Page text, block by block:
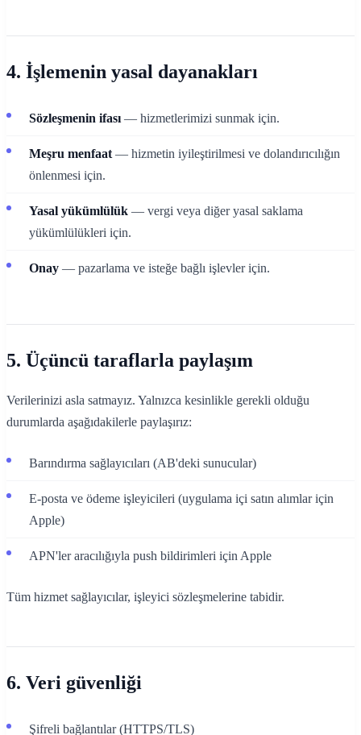
4. İşlemenin yasal dayanakları
Sözleşmenin ifası — hizmetlerimizi sunmak için.
Meşru menfaat — hizmetin iyileştirilmesi ve dolandırıcılığın
önlenmesi için.
Yasal yükümlülük — vergi veya diğer yasal saklama
yükümlülükleri için.
Onay — pazarlama ve isteğe bağlı işlevler için.
5. Üçüncü taraflarla paylaşım
Verilerinizi asla satmayız. Yalnızca kesinlikle gerekli olduğu
durumlarda aşağıdakilerle paylaşırız:
Barındırma sağlayıcıları (AB'deki sunucular)
E-posta ve ödeme işleyicileri (uygulama içi satın alımlar için
Apple)
APN'ler aracılığıyla push bildirimleri için Apple
Tüm hizmet sağlayıcılar, işleyici sözleşmelerine tabidir.
6. Veri güvenliği
Şifreli bağlantılar (HTTPS/TLS)